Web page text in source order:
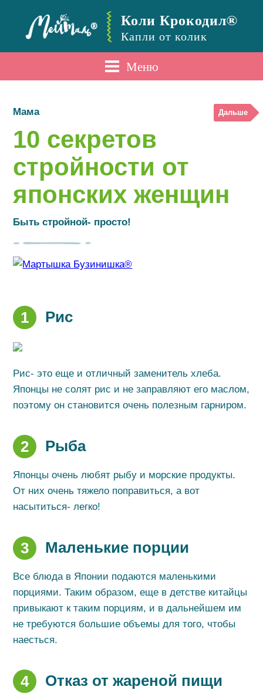
Коли Крокодил®
Капли от колик
Меню
Мама Дальше
10 секретов
стройности от
японских женщин
Быть стройной- просто!
1 Рис
Рис- это еще и отличный заменитель хлеба.
Японцы не солят рис и не заправляют его маслом,
поэтому он становится очень полезным гарниром.
2 Рыба
Японцы очень любят рыбу и морские продукты.
От них очень тяжело поправиться, а вот
насытиться- легко!
3 Маленькие порции
Все блюда в Японии подаются маленькими
порциями. Таким образом, еще в детстве китайцы
привыкают к таким порциям, и в дальнейшем им
не требуются большие объемы для того, чтобы
наесться.
4 Отказ от жареной пищи